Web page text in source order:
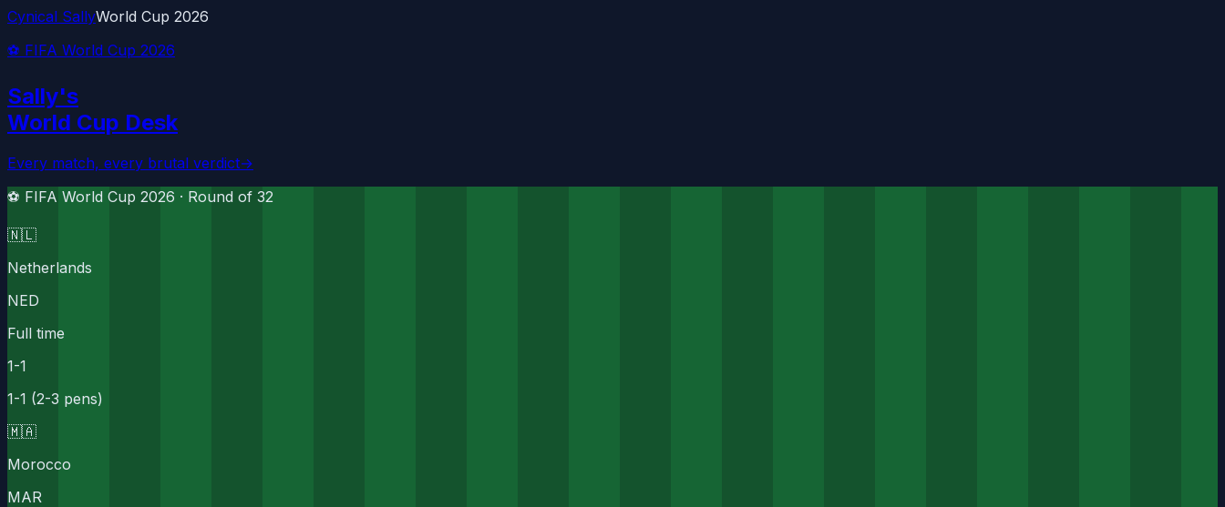
Cynical SallyWorld Cup 2026
⚽ FIFA World Cup 2026
Sally's
World Cup Desk
Every match, every brutal verdict→
⚽ FIFA World Cup 2026 · Round of 32
🇳🇱
Netherlands
NED
Full time
1-1
1-1 (2-3 pens)
🇲🇦
Morocco
MAR